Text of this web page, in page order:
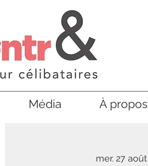
Média À propos
mer. 27 août